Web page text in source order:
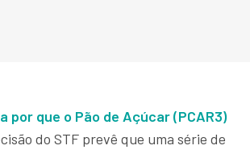
que o Pão de Açúcar (PCAR3)
do STF prevê que uma série de